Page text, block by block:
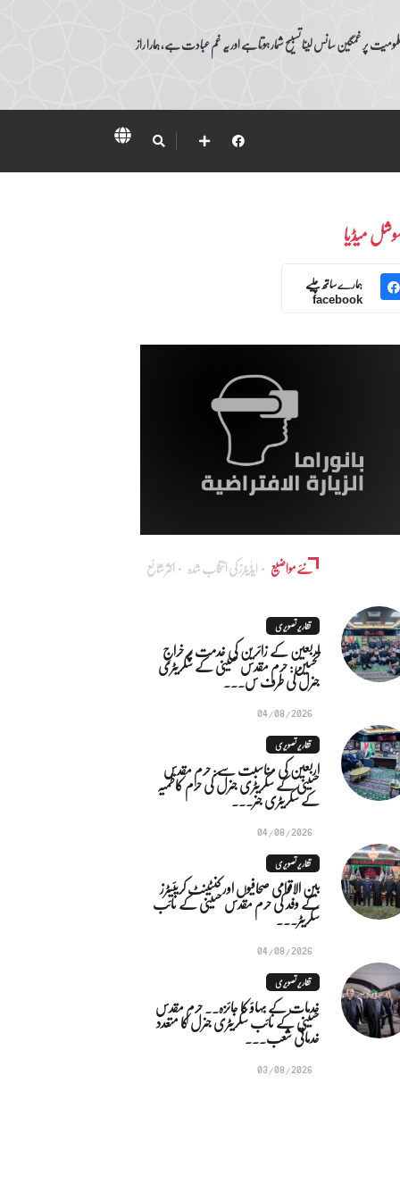
پر غمگین سانس لینا تسبیح شمار ہوتا ہے اور یہ غم عبادت ہے، ہمارا راز
میڈیا
ہمارے ساتھ چلیے
facebook
نئے مواضیع ایڈٰیٹرز کی انتخاب شدہ اکثر شائع
تقاریر تصویری
اربعین کے زائرین کی خدمت پر خراجِ
تحسین: حرم مقدس حسینی کے سکریٹری
جنرل کی طرف س...
04/08/2026
تقاریر تصویری
اربعین کی مناسبت سے: حرم مقدس
حسینی کے سکریٹری جنرل کی حرم کاظمیہ
کے سکریٹری جنر...
04/08/2026
تقاریر تصویری
بین الاقوامی صحافیوں اور کنٹینٹ کریئیٹرز
کے وفد کی حرم مقدس حسینی کے نائب
سکریٹر...
04/08/2026
تقاریر تصویری
خدمات کے بہاؤ کا جائزہ.. حرم مقدس
حسینی کے نائب سکریٹری جنرل کا متعدد
خدماتی شعب...
03/08/2026